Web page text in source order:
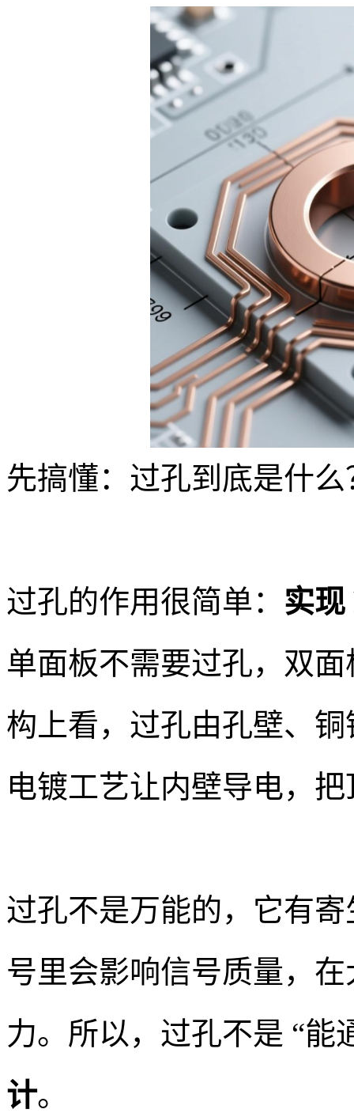
先搞懂：过孔到底是什么
过孔的作用很简单： 实现
单面板不需要过孔，双
构上看，过孔由孔壁、
电镀工艺让内壁导电，
过孔不是万能的，它有
号里会影响信号质量，
力。所以，过孔不是 “能
计。